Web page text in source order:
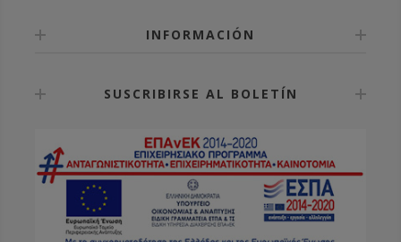
INFORMACIÓN
SUSCRIBIRSE AL BOLETÍN